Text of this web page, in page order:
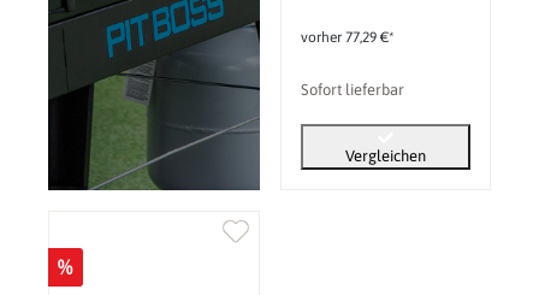
vorher 77,29 €*
Sofort lieferbar
Vergleichen
%